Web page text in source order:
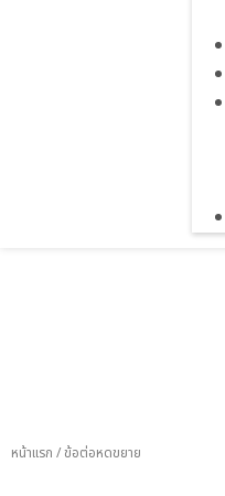
หน้าแรก /ข้อต่อหดขยาย